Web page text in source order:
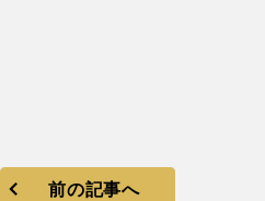
前の記事へ